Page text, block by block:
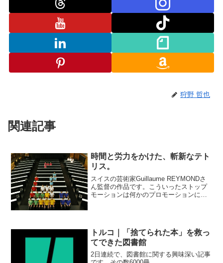
狩野 哲也
関連記事
時間と労力をかけた、斬新なテト
リス。
スイスの芸術家Guillaume REYMONDさ
ん監督の作品です。こういったストップ
モーションは何かのプロモーションに使
トルコ｜「捨てられた本」を救っ
てできた図書館
2日連続で、図書館に関する興味深い記事